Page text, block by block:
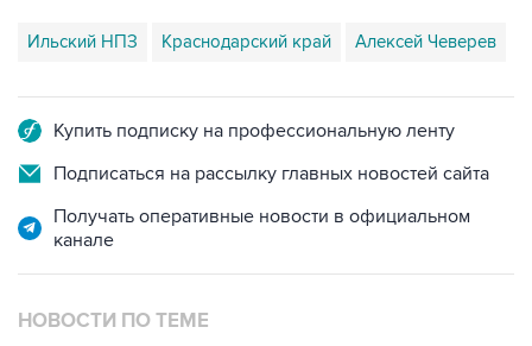
Ильский НПЗ Краснодарский край Алексей Чеверев
Купить подписку на профессиональную ленту
Подписаться на рассылку главных новостей сайта
Получать оперативные новости в официальном
канале
НОВОСТИ ПО ТЕМЕ